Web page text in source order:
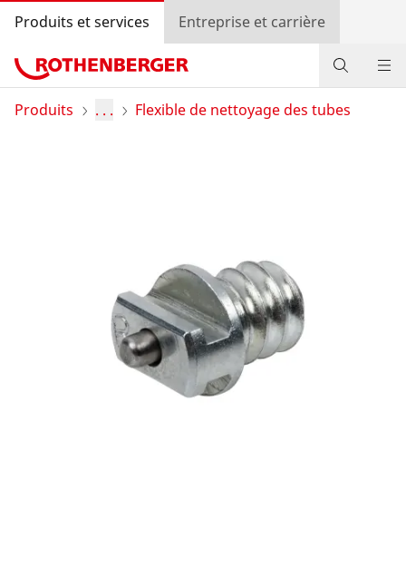
Produits et services Entreprise et carrière
Produits
Recherche de revendeurs
Sélection du pays
Produits . . . Flexible de nettoyage des tubes